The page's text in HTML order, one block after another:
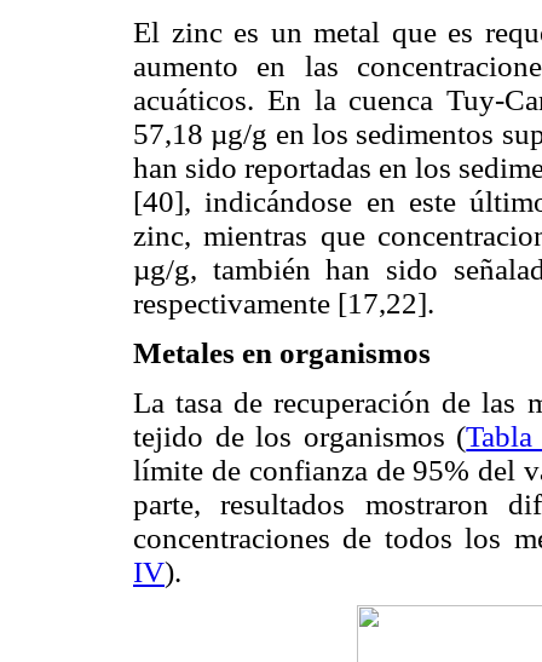
El zinc es un metal que es
aumento en las
acuáticos. En la cuenca Tuy-
57,18 µg/g en los sedimentos
han sido reportadas en los
[40], indicándose en este
zinc, mientras que
µg/g, también han sido
respectivamente [17,22].
Metales en organismos
La tasa de recuperación de las
tejido de los organismos (
límite de confianza de 95% del
parte, resultados mostraron
concentraciones de todos los
IV).